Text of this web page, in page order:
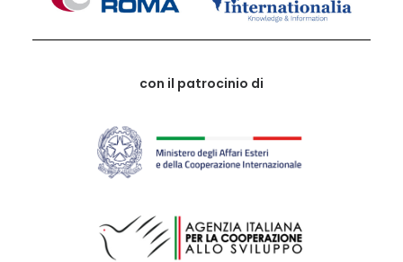
con il patrocinio di